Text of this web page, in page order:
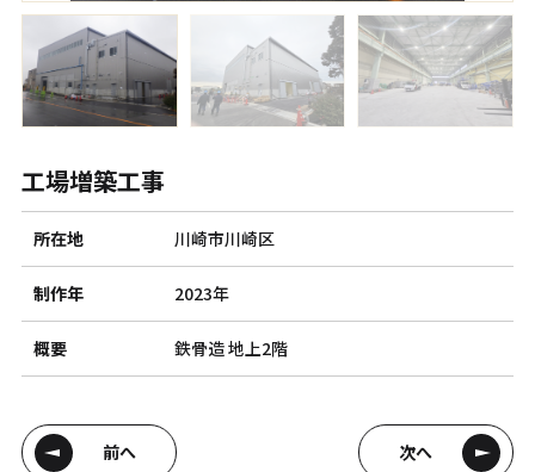
工場増築工事
所在地 川崎市川崎区
制作年 2023年
概要 鉄骨造 地上2階
前へ 次へ